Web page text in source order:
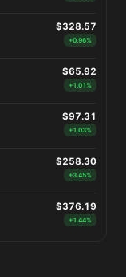
$328.57
+0.96%
$65.92
+1.01%
$97.31
+1.03%
$258.30
+3.45%
$376.19
+1.44%